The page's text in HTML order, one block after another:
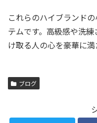
これらのハイブランド
テムです。高級感や洗
け取る人の心を豪華に満
ブログ